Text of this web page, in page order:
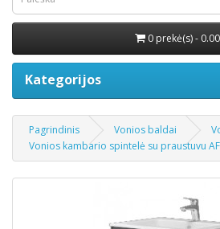
0 prekė(s) -
Kategorijos
Pagrindinis Vonios baldai
Vonios kambario spintelė su praustuvu